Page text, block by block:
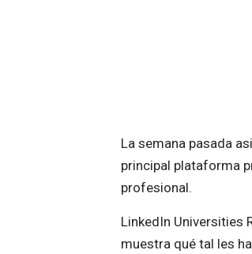
La semana pasada
principal plataforma
profesional.
LinkedIn Universities
muestra qué tal les